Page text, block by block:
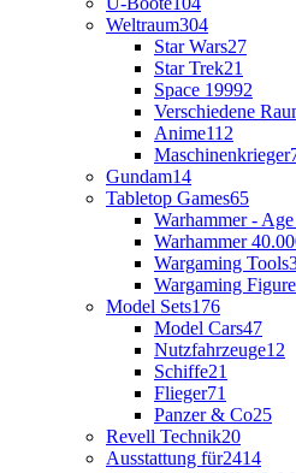
Weltraum304
Star Wars27
Star Trek21
Space 19992
Verschiedene
Anime112
Maschinenkrieger
Gundam14
Tabletop Games65
Warhammer -
Warhammer
Wargaming Tools
Wargaming
Model Sets176
Model Cars47
Nutzfahrzeuge12
Schiffe21
Flieger71
Panzer & Co25
Revell Technik20
Ausstattung für2414